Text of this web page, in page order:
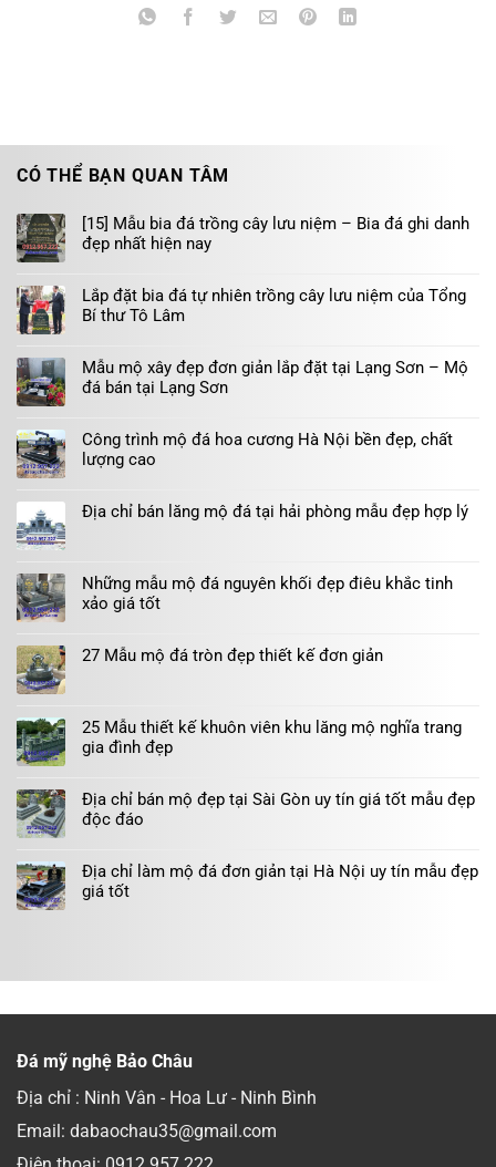
CÓ THỂ BẠN QUAN TÂM
[15] Mẫu bia đá trồng cây lưu niệm – Bia đá ghi danh
đẹp nhất hiện nay
Lắp đặt bia đá tự nhiên trồng cây lưu niệm của Tổng
Bí thư Tô Lâm
Mẫu mộ xây đẹp đơn giản lắp đặt tại Lạng Sơn – Mộ
đá bán tại Lạng Sơn
Công trình mộ đá hoa cương Hà Nội bền đẹp, chất
lượng cao
Địa chỉ bán lăng mộ đá tại hải phòng mẫu đẹp hợp lý
Những mẫu mộ đá nguyên khối đẹp điêu khắc tinh
xảo giá tốt
27 Mẫu mộ đá tròn đẹp thiết kế đơn giản
25 Mẫu thiết kế khuôn viên khu lăng mộ nghĩa trang
gia đình đẹp
Địa chỉ bán mộ đẹp tại Sài Gòn uy tín giá tốt mẫu đẹp
độc đáo
Địa chỉ làm mộ đá đơn giản tại Hà Nội uy tín mẫu đẹp
giá tốt
Đá mỹ nghệ Bảo Châu
Địa chỉ : Ninh Vân - Hoa Lư - Ninh Bình
Email: dabaochau35@gmail.com